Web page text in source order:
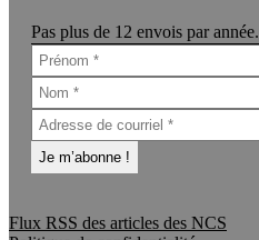
Pas plus de 12 envois par année.
Flux RSS des articles des NCS